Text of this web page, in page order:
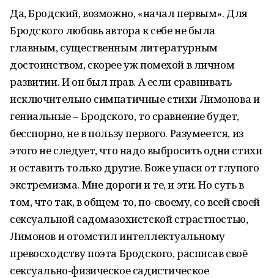
Да, Бродский, возможно, «начал первым». Для
Бродского любовь автора к себе не была
главным, существенным литературным
достоинством, скорее уж помехой в личном
развитии. И он был прав. А если сравнивать
исключительно симпатичные стихи Лимонова и
гениальные – Бродского, то сравнение будет,
бесспорно, не в пользу первого. Разумеется, из
этого не следует, что надо выбросить одни стихи
и оставить только другие. Боже упаси от глупого
экстремизма. Мне дороги и те, и эти. Но суть в
том, что так, в общем-то, по-своему, со всей своей
сексуальной садомазохистской страстностью,
Лимонов и отомстил интеллектуальному
превосходству поэта Бродского, расписав своё
сексуально-физическое садистическое